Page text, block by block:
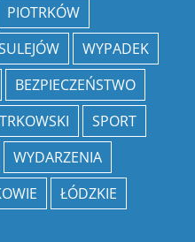
PIOTRKÓW
WYPADEK
BEZPIECZEŃSTWO
SPORT
WYDARZENIA
ŁÓDZKIE